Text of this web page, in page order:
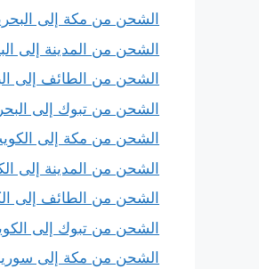
الشحن من مكة إلى
الشحن من المدينة إلى
الشحن من الطائف إلى
الشحن من تبوك إلى
الشحن من مكة إلى
الشحن من المدينة إلى
الشحن من الطائف إلى
الشحن من تبوك إلى
الشحن من مكة إلى